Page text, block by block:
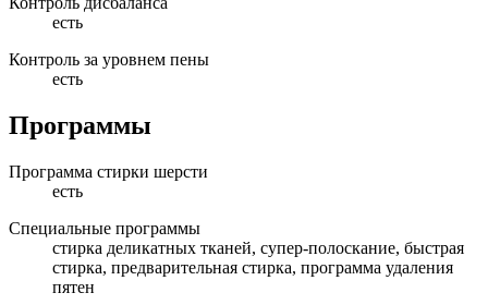
есть
Контроль за уровнем пены
есть
Программы
Программа стирки шерсти
есть
Специальные программы
стирка деликатных тканей, супер-полоскание, быстрая
стирка, предварительная стирка, программа удаления
пятен